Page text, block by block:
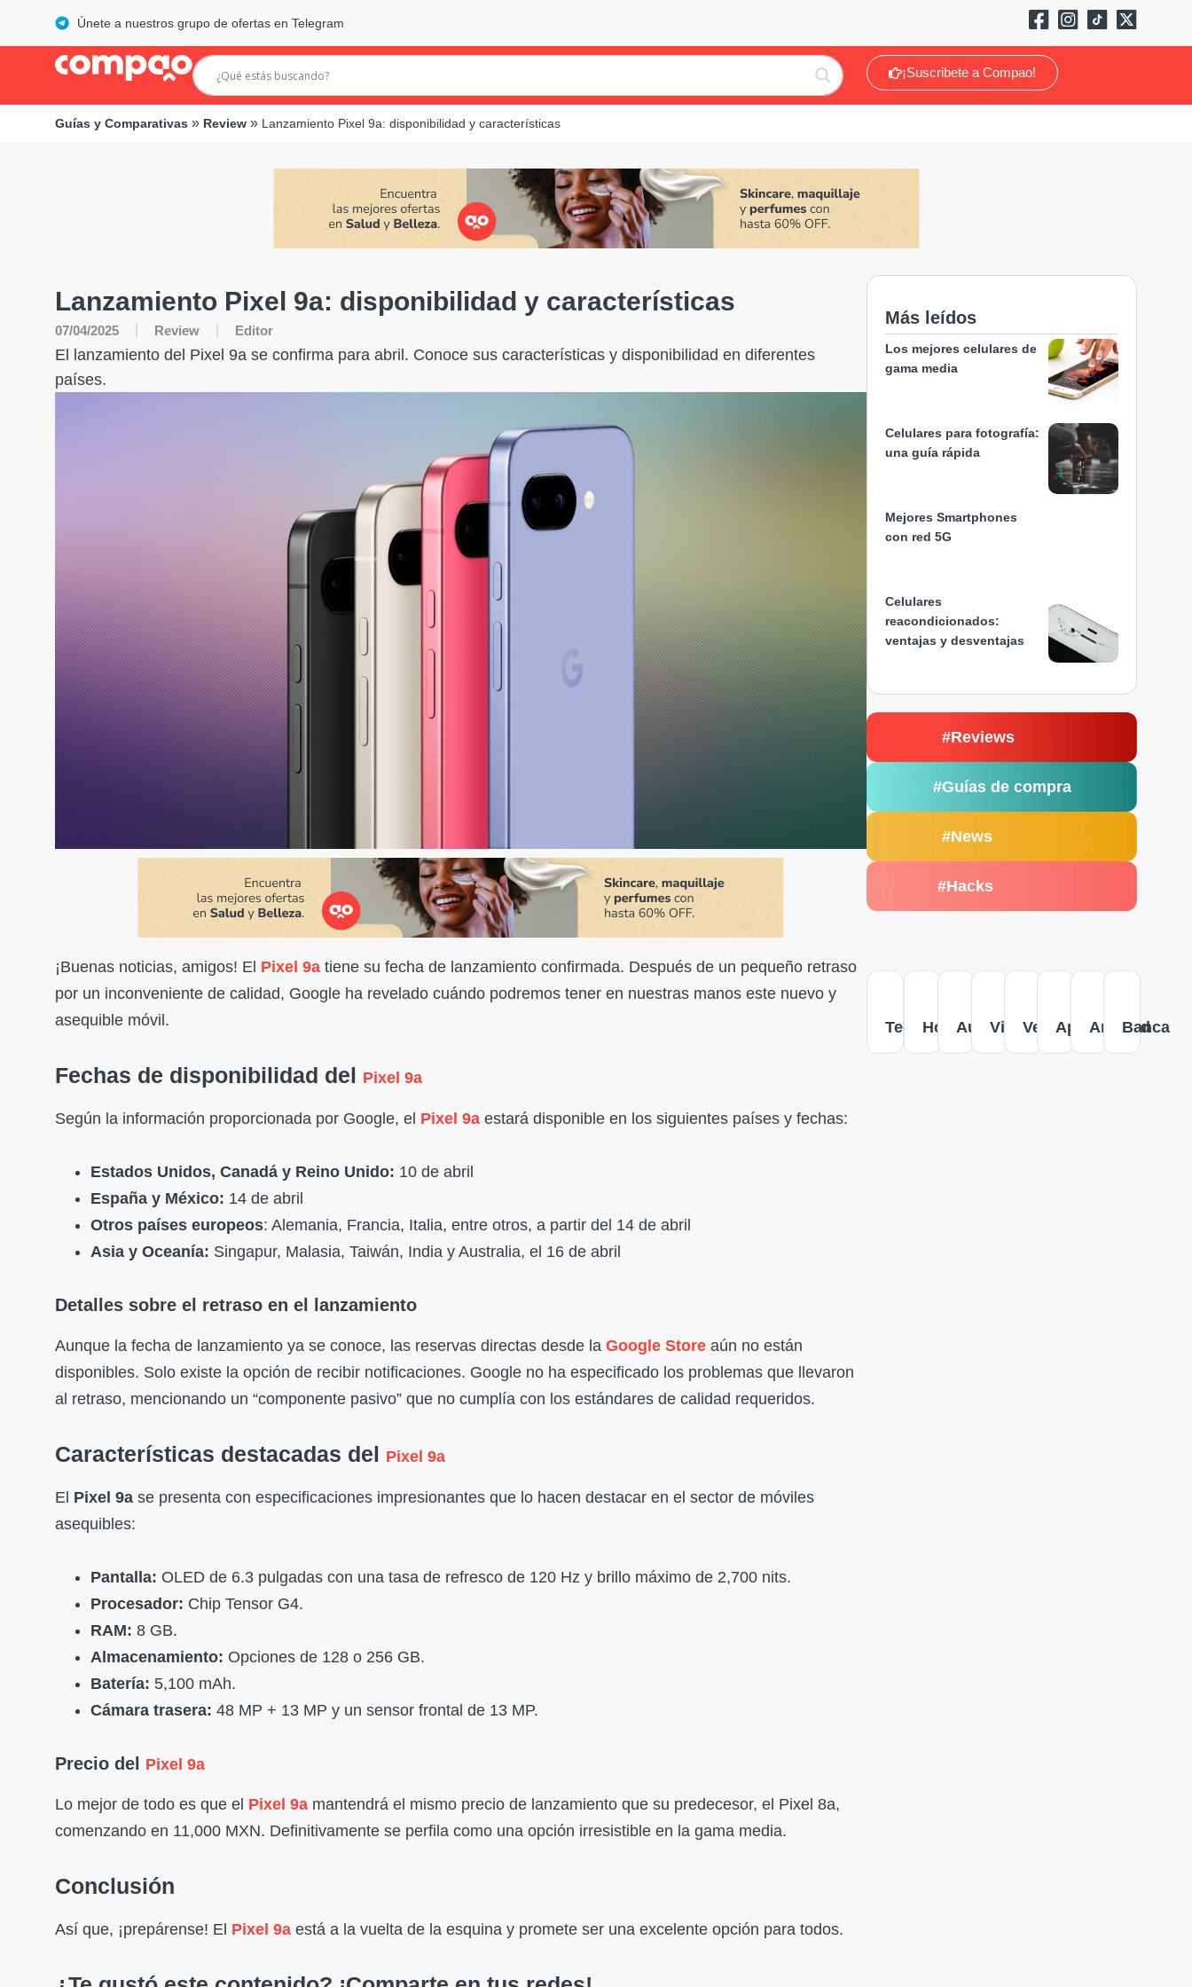
Únete a nuestros grupo de ofertas en Telegram
¡Suscribete a Compao!
Guías y Comparativas » Review » Lanzamiento Pixel 9a: disponibilidad y características
Lanzamiento Pixel 9a: disponibilidad y características
07/04/2025 Review Editor
El lanzamiento del Pixel 9a se confirma para abril. Conoce sus características y disponibilidad en diferentes
países.
¡Buenas noticias, amigos! El Pixel 9a tiene su fecha de lanzamiento confirmada. Después de un pequeño retraso
por un inconveniente de calidad, Google ha revelado cuándo podremos tener en nuestras manos este nuevo y
asequible móvil.
Fechas de disponibilidad del Pixel 9a
Según la información proporcionada por Google, el Pixel 9a estará disponible en los siguientes países y fechas:
Estados Unidos, Canadá y Reino Unido: 10 de abril
España y México: 14 de abril
Otros países europeos: Alemania, Francia, Italia, entre otros, a partir del 14 de abril
Asia y Oceanía: Singapur, Malasia, Taiwán, India y Australia, el 16 de abril
Detalles sobre el retraso en el lanzamiento
Aunque la fecha de lanzamiento ya se conoce, las reservas directas desde la Google Store aún no están
disponibles. Solo existe la opción de recibir notificaciones. Google no ha especificado los problemas que llevaron
al retraso, mencionando un “componente pasivo” que no cumplía con los estándares de calidad requeridos.
Características destacadas del Pixel 9a
El Pixel 9a se presenta con especificaciones impresionantes que lo hacen destacar en el sector de móviles
asequibles:
Pantalla: OLED de 6.3 pulgadas con una tasa de refresco de 120 Hz y brillo máximo de 2,700 nits.
Procesador: Chip Tensor G4.
RAM: 8 GB.
Almacenamiento: Opciones de 128 o 256 GB.
Batería: 5,100 mAh.
Cámara trasera: 48 MP + 13 MP y un sensor frontal de 13 MP.
Precio del Pixel 9a
Lo mejor de todo es que el Pixel 9a mantendrá el mismo precio de lanzamiento que su predecesor, el Pixel 8a,
comenzando en 11,000 MXN. Definitivamente se perfila como una opción irresistible en la gama media.
Conclusión
Así que, ¡prepárense! El Pixel 9a está a la vuelta de la esquina y promete ser una excelente opción para todos.
Más leídos
Los mejores celulares de
gama media
Celulares para fotografía:
una guía rápida
Mejores Smartphones
con red 5G
Celulares
reacondicionados:
ventajas y desventajas
#Reviews
#Guías de compra
#News
#Hacks
Tecnología
HogarAutosViajesVersusAppleAndroid
Banca